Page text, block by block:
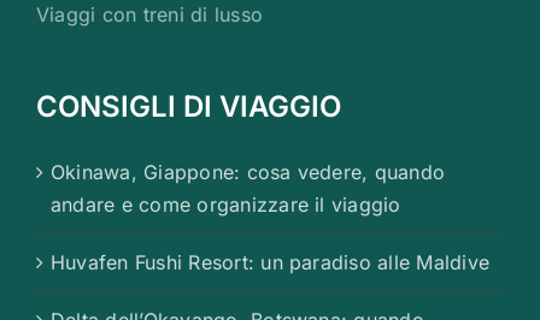
Viaggi con treni di lusso
CONSIGLI DI VIAGGIO
Okinawa, Giappone: cosa vedere, quando
andare e come organizzare il viaggio
Huvafen Fushi Resort: un paradiso alle Maldive